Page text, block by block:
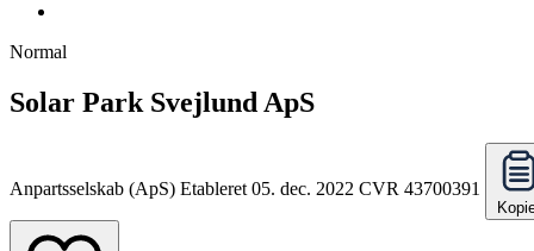
Normal
Solar Park Svejlund ApS
Anpartsselskab (ApS) Etableret 05. dec. 2022 CVR 43700391